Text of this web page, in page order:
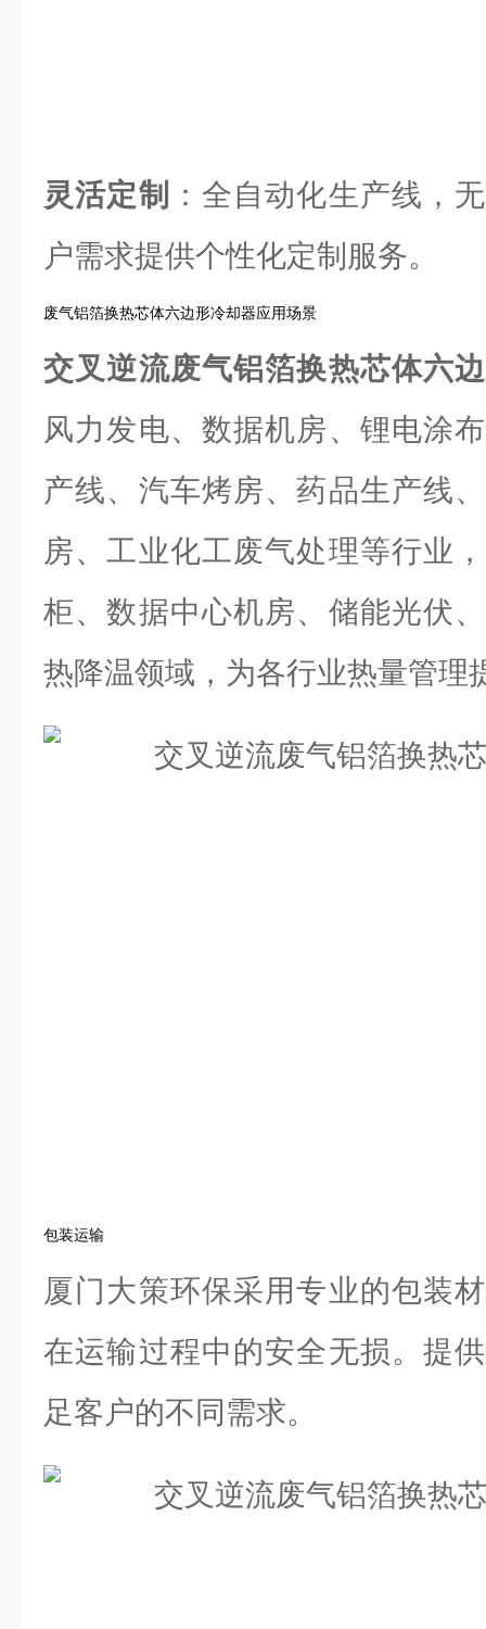
灵活定制
：全自动化生产线，
户需求提供个性化定制服务。
废气铝箔换热芯体六边形冷却器应用场景
交叉逆流废气铝箔换热芯体六
风力发电、数据机房、锂电涂
产线、汽车烤房、药品生产线
房、工业化工废气处理等行业
柜、数据中心机房、储能光伏
热降温领域，为各行业热量管理
包装运输
厦门大策环保采用专业的包装
在运输过程中的安全无损。提
足客户的不同需求。